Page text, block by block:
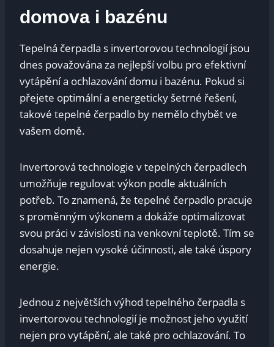
domova i bazénu
Tepelná čerpadla s invertorovou technologií jsou
dnes‍ považována⁤ za nejlepší volbu pro ‌efektivní
vytápění a ochlazování domu i bazénu. Pokud ‍si
přejete optimální a energeticky šetrné řešení,
takové tepelné čerpadlo ⁤by nemělo ⁤chybět ve
vašem ‌domě.
Invertorová technologie v tepelných čerpadlech
umožňuje regulovat výkon podle aktuálních
potřeb. To znamená, ⁤že tepelné čerpadlo pracuje
s proměnným výkonem ⁤a​ dokáže optimalizovat
svou práci ⁣v závislosti na venkovní teplotě.​ Tím‍ se
dosahuje nejen vysoké účinnosti, ⁢ale také úspory
energie.
Jednou z největších výhod tepelného​ čerpadla s
invertorovou technologií je možnost jeho využití
nejen⁣ pro vytápění, ale také pro ⁣ochlazování. To